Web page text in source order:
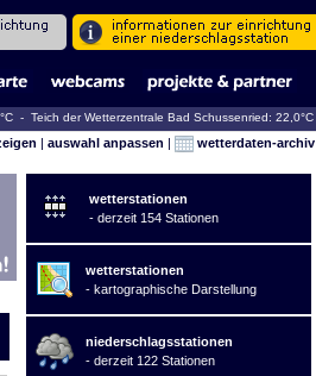
- Teich der Wetterzentrale Bad Schussenried: 22,0°C
| auswahl anpassen | wetterdaten-archiv
wetterstationen
- derzeit 154 Stationen
wetterstationen
- kartographische Darstellung
niederschlagsstationen
- derzeit 122 Stationen